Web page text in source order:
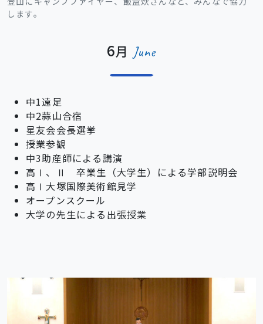
します。
6月 June
中1遠足
中2蒜山合宿
星友会会長選挙
授業参観
中3助産師による講演
高Ⅰ、Ⅱ 卒業生（大学生）による学部説明会
高Ⅰ大塚国際美術館見学
オープンスクール
大学の先生による出張授業